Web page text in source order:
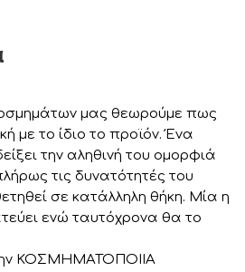
μας θεωρούμε πως
με το ίδιο το προϊόν. Ένα
την αληθινή του ομορφιά
τις δυνατότητές του
σε κατάλληλη θήκη. Μία η
ενώ ταυτόχρονα θα το
ΚΟΣΜΗΜΑΤΟΠΟΙΙΑ